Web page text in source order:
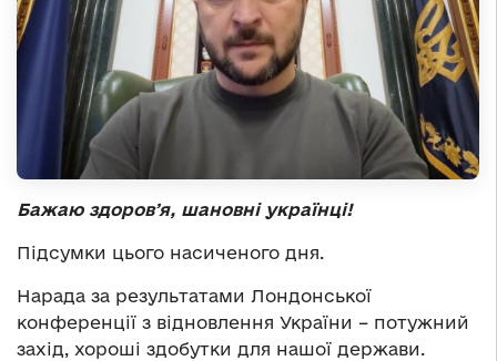
Бажаю здоровʼя, шановні українці!
Підсумки цього насиченого дня.
Нарада за результатами Лондонської
конференції з відновлення України – потужний
захід, хороші здобутки для нашої держави.